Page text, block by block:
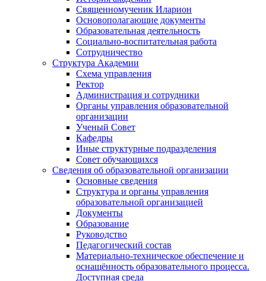
Священномученик Иларион
Основополагающие документы
Образовательная деятельность
Социально-воспитательная работа
Сотрудничество
Структура Академии
Схема управления
Ректор
Администрация и сотрудники
Органы управления образовательной
организации
Ученый Совет
Кафедры
Иные структурные подразделения
Совет обучающихся
Сведения об образовательной организации
Основные сведения
Структура и органы управления
образовательной организацией
Документы
Образование
Руководство
Педагогический состав
Материально-техническое обеспечение и
оснащённость образовательного процесса.
Доступная среда